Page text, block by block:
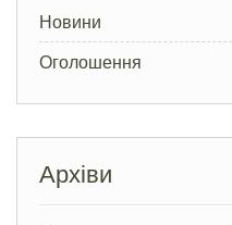
Новини
Оголошення
Архіви